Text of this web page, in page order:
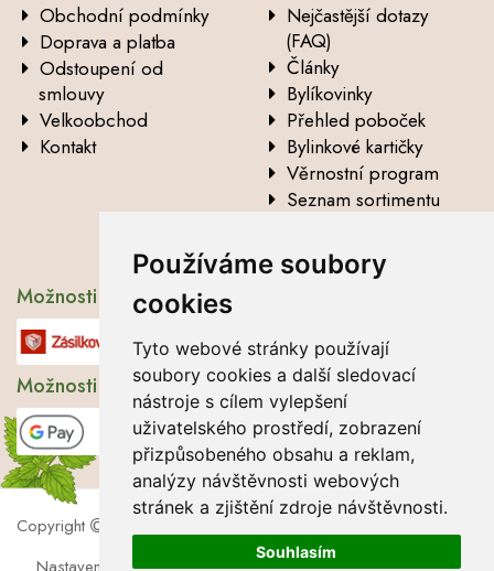
Používáme soubory
cookies
Tyto webové stránky používají
soubory cookies a další sledovací
nástroje s cílem vylepšení
uživatelského prostředí, zobrazení
přizpůsobeného obsahu a reklam,
analýzy návštěvnosti webových
stránek a zjištění zdroje návštěvnosti.
Souhlasím
Obchodní podmínky
Doprava a platba
Odstoupení od
smlouvy
Velkoobchod
Kontakt
Nejčastější dotazy
(FAQ)
Články
Bylíkovinky
Přehled poboček
Bylinkové kartičky
Věrnostní program
Seznam sortimentu
Možnosti dopravy
Možnosti platby
Copyright
2026 Lbros s.r.o.